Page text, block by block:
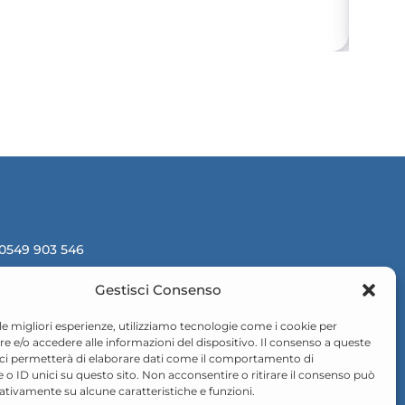
Gestisci Consenso
migliori esperienze, utilizziamo tecnologie come i cookie per
e/o accedere alle informazioni del dispositivo. Il consenso a queste
permetterà di elaborare dati come il comportamento di
o ID unici su questo sito. Non acconsentire o ritirare il consenso può
su alcune caratteristiche e funzioni.
903 546
(RSM)